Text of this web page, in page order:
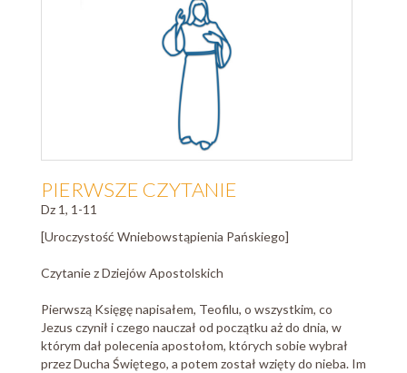
PIERWSZE CZYTANIE
Dz 1, 1-11
[Uroczystość Wniebowstąpienia Pańskiego]
Czytanie z Dziejów Apostolskich
Pierwszą Księgę napisałem, Teofilu, o wszystkim, co
Jezus czynił i czego nauczał od początku aż do dnia, w
którym dał polecenia apostołom, których sobie wybrał
przez Ducha Świętego, a potem został wzięty do nieba. Im